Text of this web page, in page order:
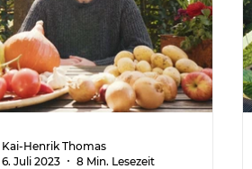
Kai-Henrik Thomas
6. Juli 2023
8 Min. Lesezeit